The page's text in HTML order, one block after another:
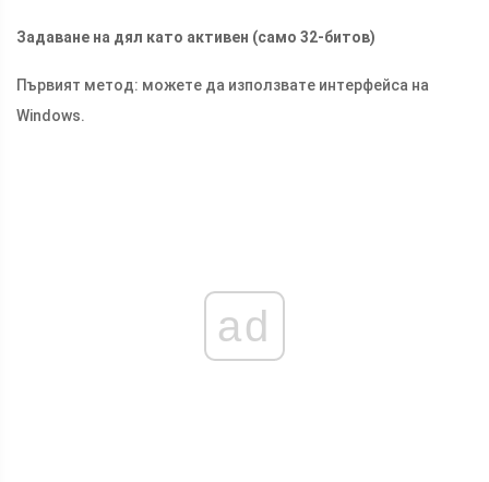
Задаване на дял като активен (само 32-битов)
Първият метод: можете да използвате интерфейса на
Windows.
ad